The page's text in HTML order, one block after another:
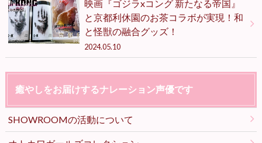
映画『ゴジラxコング 新たなる帝国』
と京都利休園のお茶コラボが実現！和
と怪獣の融合グッズ！
2024.05.10
癒やしをお届けするナレーション声優です
SHOWROOMの活動について